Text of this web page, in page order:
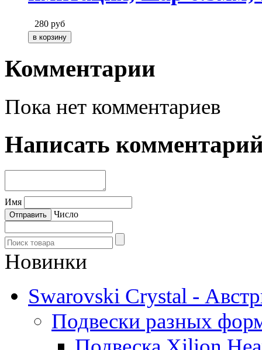
280 руб
Комментарии
Пока нет комментариев
Написать
Имя
Число
Новинки
Swarovski Crystal -
Подвески разных